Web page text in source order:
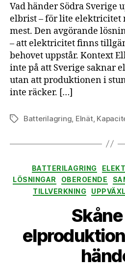
Vad händer Södra Sverige
elbrist – för lite elektricitet
mest. Den avgörande
– att elektricitet finns
behovet uppstår. Kontext
inte på att Sverige saknar
utan att produktionen i
inte räcker. […]
EtiketterBatterilagring Elnät,
BATTERILAGRING
LÖSNINGAR
OBEROENDE
TILLVERKNING